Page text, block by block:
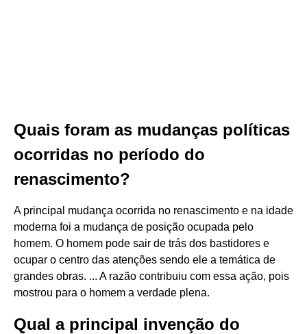
Quais foram as mudanças políticas
ocorridas no período do
renascimento?
A principal mudança ocorrida no renascimento e na idade
moderna foi a mudança de posição ocupada pelo
homem. O homem pode sair de trás dos bastidores e
ocupar o centro das atenções sendo ele a temática de
grandes obras. ... A razão contribuiu com essa ação, pois
mostrou para o homem a verdade plena.
Qual a principal invenção do